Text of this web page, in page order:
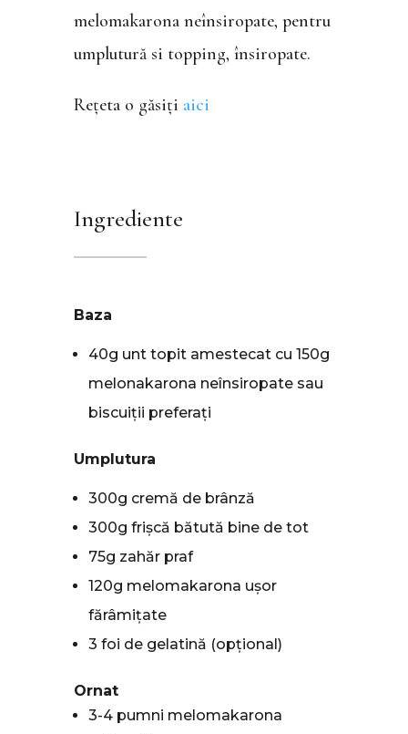
melomakarona neînsiropate, pentru
umplutură si topping, însiropate.
Rețeta o găsiți aici
Ingrediente
Baza
40g unt topit amestecat cu 150g
melonakarona neînsiropate sau
biscuiții preferați
Umplutura
300g cremă de brânză
300g frișcă bătută bine de tot
75g zahăr praf
120g melomakarona ușor
fărâmițate
3 foi de gelatină (opțional)
Ornat
3-4 pumni melomakarona